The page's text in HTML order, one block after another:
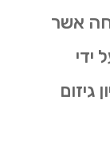
אשר
גיזום